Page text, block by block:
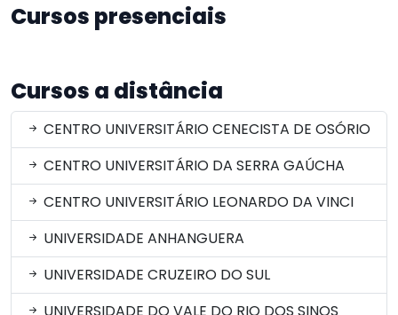
Cursos presenciais
Cursos a distância
CENTRO UNIVERSITÁRIO CENECISTA DE OSÓRIO
CENTRO UNIVERSITÁRIO DA SERRA GAÚCHA
CENTRO UNIVERSITÁRIO LEONARDO DA VINCI
UNIVERSIDADE ANHANGUERA
UNIVERSIDADE CRUZEIRO DO SUL